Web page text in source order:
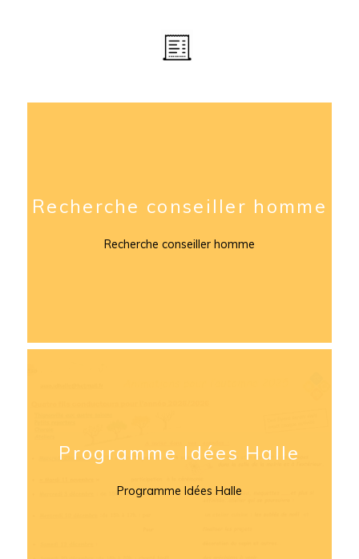
Recherche conseiller homme
Recherche conseiller homme
Programme Idées Halle
Programme Idées Halle